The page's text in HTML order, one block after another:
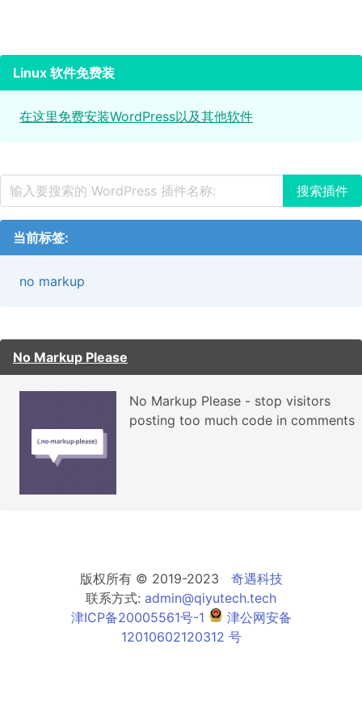
Linux 软件免费装
在这里免费安装WordPress以及其他软件
当前标签:
no markup
No Markup Please
No Markup Please - stop visitors
posting too much code in comments
版权所有 © 2019-2023 奇遇科技
联系方式: admin@qiyutech.tech
津ICP备20005561号-1
津公网安备
12010602120312 号